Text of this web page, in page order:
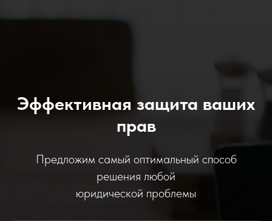
Эффективная защита ваших
прав
Предложим самый оптимальный способ
решения любой
юридической проблемы